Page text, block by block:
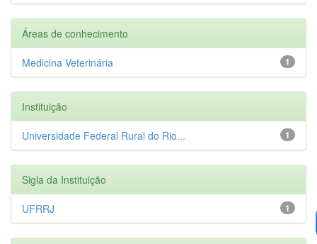
Áreas de conhecimento
1
Medicina Veterinária
Instituição
1
Universidade Federal Rural do Rio...
Sigla da Instituição
1
UFRRJ